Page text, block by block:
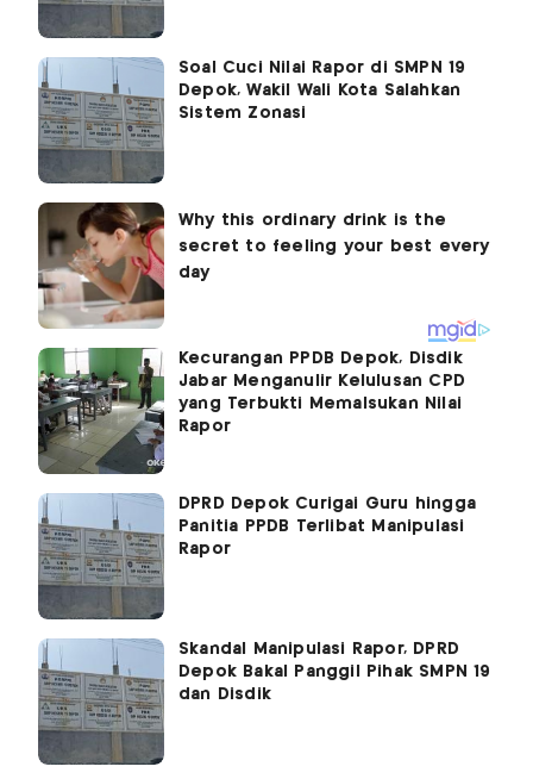
Soal Cuci Nilai Rapor di SMPN 19
Depok, Wakil Wali Kota Salahkan
Sistem Zonasi
Kecurangan PPDB Depok, Disdik
Jabar Menganulir Kelulusan CPD
yang Terbukti Memalsukan Nilai
Rapor
DPRD Depok Curigai Guru hingga
Panitia PPDB Terlibat Manipulasi
Rapor
Skandal Manipulasi Rapor, DPRD
Depok Bakal Panggil Pihak SMPN 19
dan Disdik